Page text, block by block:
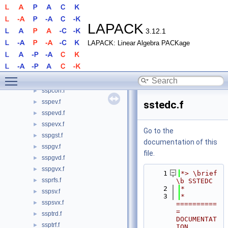
LAPACK 3.12.1
LAPACK: Linear Algebra PACKage
► ssbgst.f
► ssbgv.f
► ssbgvd.f
► ssbgvx.f
► ssbtrd.f
► sspcon.f
► sspev.f
► sspevd.f
► sspevx.f
► sspgst.f
► sspgv.f
► sspgvd.f
► sspgvx.f
► ssprfs.f
► sspsv.f
► sspsvx.f
► ssptrd.f
► ssptrf.f
sstedc.f
Go to the
documentation of this
file.
    1
*> \brief
\b SSTEDC
    2
*
    3
*
==========
=
DOCUMENTAT